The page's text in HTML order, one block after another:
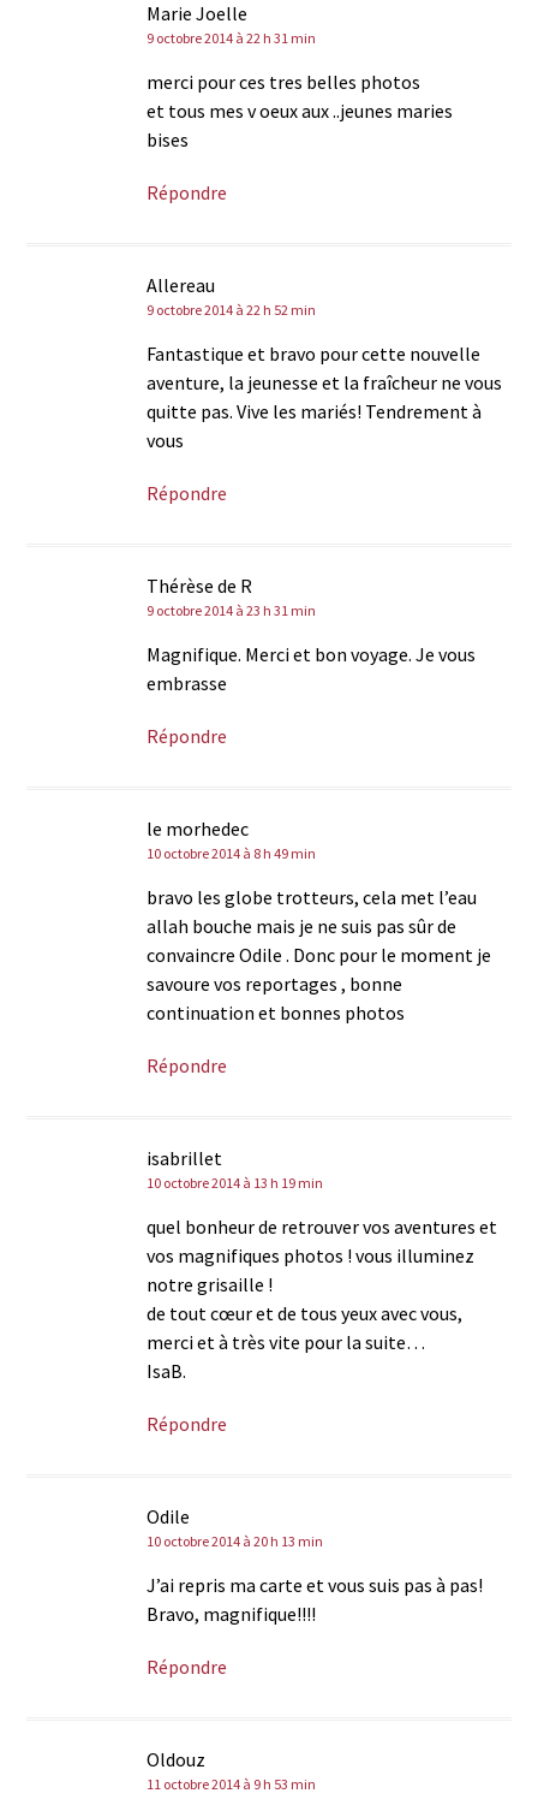
Marie Joelle
9 octobre 2014 à 22 h 31 min
merci pour ces tres belles photos
et tous mes v oeux aux ..jeunes maries
bises
Répondre
Allereau
9 octobre 2014 à 22 h 52 min
Fantastique et bravo pour cette nouvelle
aventure, la jeunesse et la fraîcheur ne vous
quitte pas. Vive les mariés! Tendrement à
vous
Répondre
Thérèse de R
9 octobre 2014 à 23 h 31 min
Magnifique. Merci et bon voyage. Je vous
embrasse
Répondre
le morhedec
10 octobre 2014 à 8 h 49 min
bravo les globe trotteurs, cela met l’eau
allah bouche mais je ne suis pas sûr de
convaincre Odile . Donc pour le moment je
savoure vos reportages , bonne
continuation et bonnes photos
Répondre
isabrillet
10 octobre 2014 à 13 h 19 min
quel bonheur de retrouver vos aventures et
vos magnifiques photos ! vous illuminez
notre grisaille !
de tout cœur et de tous yeux avec vous,
merci et à très vite pour la suite…
IsaB.
Répondre
Odile
10 octobre 2014 à 20 h 13 min
J’ai repris ma carte et vous suis pas à pas!
Bravo, magnifique!!!!
Répondre
Oldouz
11 octobre 2014 à 9 h 53 min